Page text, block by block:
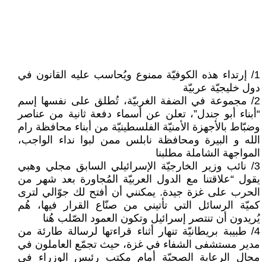
1/ إرتداء هذه الكوفيّة ممنوع ويُحاسب عليه القانون في
دول خليجيّة عربيّة
2/ مجموعة في الضفة الغربيّة، تُطلق على نفسها إسم
“أبناء أبو جندل”، تعلن عن أسماء دفعة ثانية من عناصر
وضبّاط بالأجهزة الأمنيّة الفلسطينيّة من أبناء محافظة رام
الله و البيرة ومحافظة نابلس ممن لبوا نداء الواجب،
المواجهة الشاملة مطلبنا
3/ نائب وزير الخارجيّة الإسرائيلي السابق مجلي وهبي
يقول “علاقتنا مع الدول العربيّة المُجاورة بعد شهر من
الحرب على غزة جيدة. يمكنني أن أفتح لك جوّالي لترى
كميّة الرسائل التي تأتيني من صنّاع القرار فيها، هُم
يُريدون أن تنتصر إسرائيل وتكون العمود الصّلب هُنا
4/ طبيبة بريطانيّة تنهار أثناء قراءتها لرسالة طارئة من
مدير مستشفى الشفاء في ‎غزة، حيث تجمّع العاملون في
مجال الرعاية الصحيّة أمام مكتب رئيس الوزراء في